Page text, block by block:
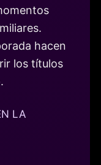
hacen
los títulos
LA